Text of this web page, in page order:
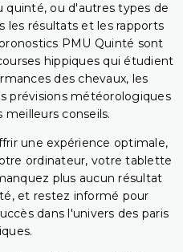
quinté, ou d'autres types de
les résultats et les rapports
PMU Quinté sont
hippiques qui étudient
des chevaux, les
prévisions météorologiques
meilleurs conseils.
une expérience optimale,
ordinateur, votre tablette
plus aucun résultat
et restez informé pour
dans l'univers des paris